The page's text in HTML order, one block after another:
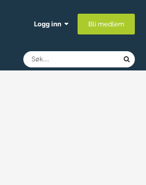
Logg inn Bli medlem